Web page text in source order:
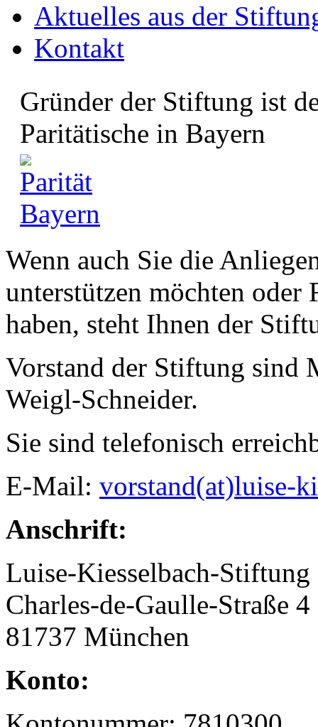
Aktuelles aus der
Kontakt
Gründer der Stiftung ist
Paritätische in Bayern
Wenn auch Sie die
unterstützen möchten
haben, steht Ihnen der
Vorstand der Stiftung sind
Weigl-Schneider.
Sie sind telefonisch
E-Mail: vorstand(at)luise-
Anschrift:
Luise-Kiesselbach-Stiftung
Charles-de-Gaulle-Straße 4
81737 München
Konto: